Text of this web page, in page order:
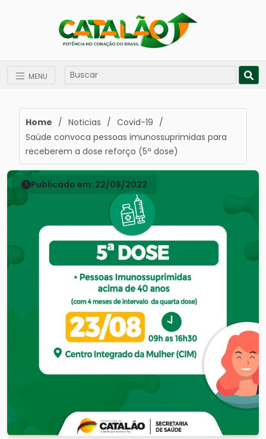
MENU
Home / Noticias / Covid-19 /
Saúde convoca pessoas imunossuprimidas para
receberem a dose reforço (5ª dose)
Publicado em: 22/08/2022